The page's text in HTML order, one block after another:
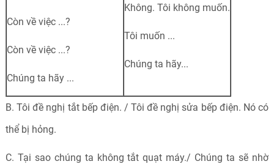
Còn về việc ...?
Còn về việc ...?
Chúng ta hãy ...
Không. Tôi không muốn.
Tôi muốn ...
Chúng ta hãy...
B. Tôi đề nghị tắt bếp điện. / Tôi đề nghị sửa bếp điện. Nó có
thể bị hỏng.
C. Tại sao chúng ta không tắt quạt máy./ Chúng ta sẽ nhờ